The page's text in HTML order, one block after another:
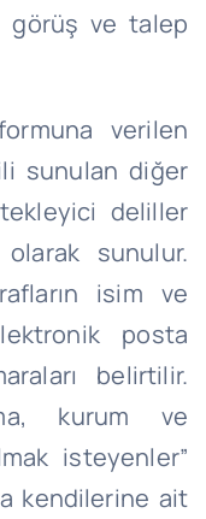
görüş ve talep
verilen
sunulan diğer
deliller
sunulur.
isim ve
posta
belirtilir.
kurum ve
isteyenler”
kendilerine ait